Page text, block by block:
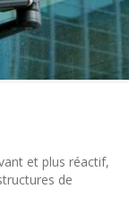
et plus réactif,
de